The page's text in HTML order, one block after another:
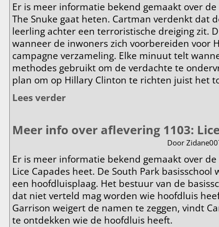
Er is meer informatie bekend gemaakt over
The Snuke gaat heten. Cartman verdenkt dat
leerling achter een terroristische dreiging zit.
wanneer de inwoners zich voorbereiden voor
campagne verzameling. Elke minuut telt
methodes gebruikt om de verdachte te
plan om op Hillary Clinton te richten juist het
Lees verder
Meer info over aflevering 1103:
Door
Er is meer informatie bekend gemaakt over
Lice Capades heet. De South Park
een hoofdluisplaag. Het bestuur van de
dat niet verteld mag worden wie hoofdluis
Garrison weigert de namen te zeggen, vindt
te ontdekken wie de hoofdluis heeft.